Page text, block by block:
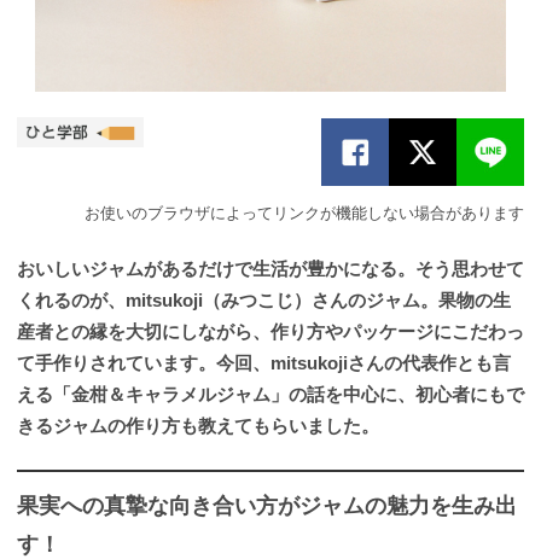
お使いのブラウザによってリンクが機能しない場合があります
おいしいジャムがあるだけで生活が豊かになる。そう思わせて
くれるのが、mitsukoji（みつこじ）さんのジャム。果物の生
産者との縁を大切にしながら、作り方やパッケージにこだわっ
て手作りされています。今回、mitsukojiさんの代表作とも言
える「金柑＆キャラメルジャム」の話を中心に、初心者にもで
きるジャムの作り方も教えてもらいました。
果実への真摯な向き合い方がジャムの魅力を生み出
す！